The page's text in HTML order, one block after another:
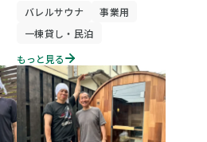
バレルサウナ
事業用
一棟貸し・民泊
もっと見る